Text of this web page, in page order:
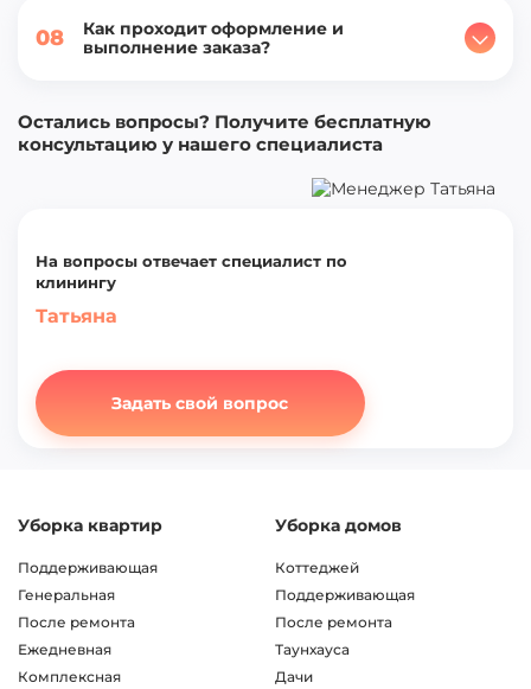
Остались вопросы? Получите бесплатную
консультацию у нашего специалиста
На вопросы отвечает специалист по
клинингу
Татьяна
Задать свой вопрос
08
Как проходит оформление и
выполнение заказа?
Уборка квартир
Поддерживающая
Генеральная
После ремонта
Ежедневная
Комплексная
Уборка домов
Коттеджей
Поддерживающая
После ремонта
Таунхауса
Дачи